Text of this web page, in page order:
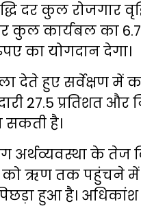
दर कुल रोजगार
कार्यबल का 6.7
का योगदान देगा।
देते हुए सर्वेक्षण में
27.5 प्रतिशत
सकती है।
अर्थव्यवस्था के
ऋण तक पहुंचने में
हुआ है। अधिकांश